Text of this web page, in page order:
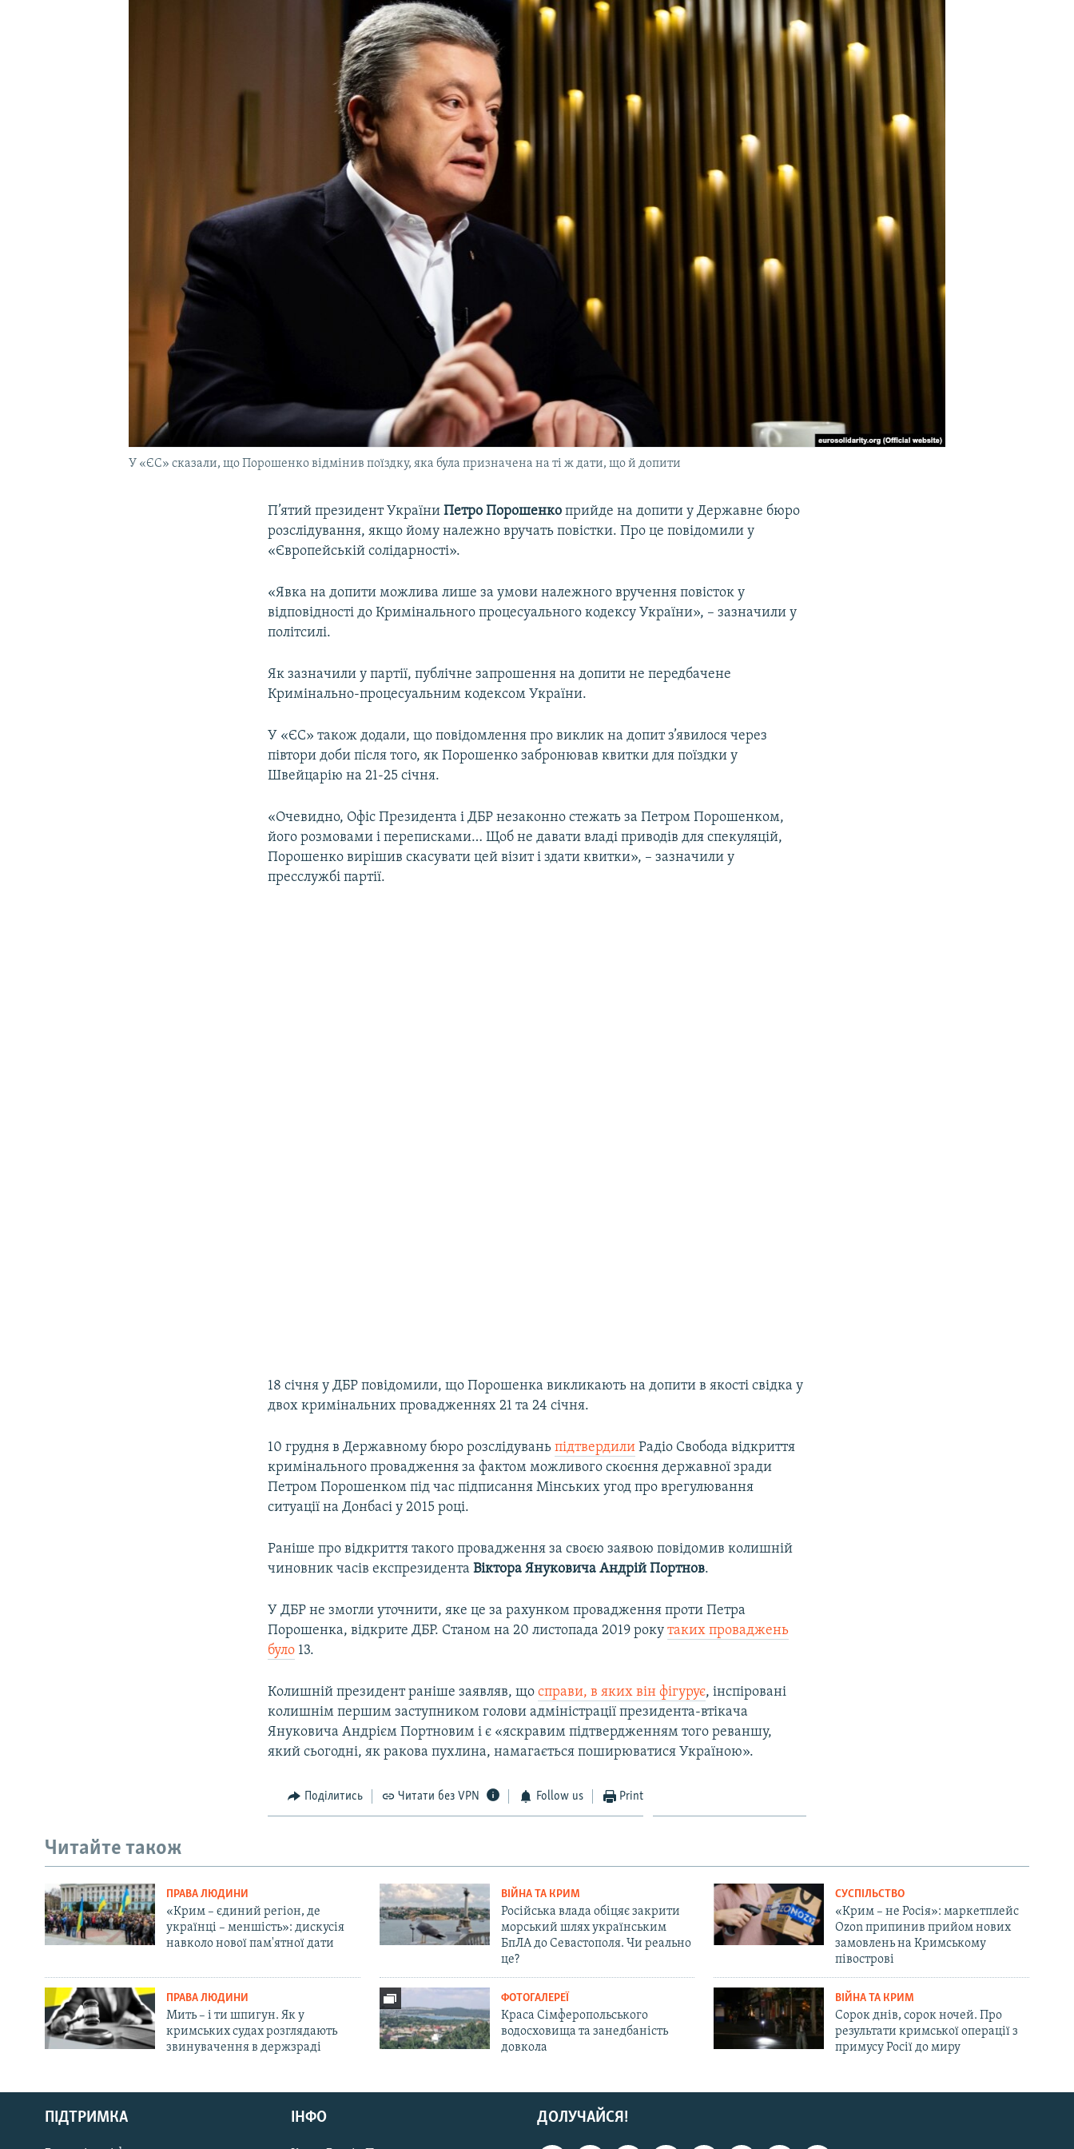
Русский
Qırımtatar
У «ЄС» сказали, що Порошенко відмінив поїздку, яка була призначена на ті ж дати, що й допити
П’ятий президент УкраїниПетро Порошенкоприйде на допити у Державне бюро
розслідування, якщо йому належно вручать повістки. Про це повідомили у
«Європейській солідарності».
«Явка на допити можлива лише за умови належного вручення повісток у
відповідності до Кримінального процесуального кодексу України», – зазначили у
політсилі.
Як зазначили у партії, публічне запрошення на допити не передбачене
Кримінально-процесуальним кодексом України.
У «ЄС» також додали, що повідомлення про виклик на допит з’явилося через
півтори доби після того, як Порошенко забронював квитки для поїздки у
Швейцарію на 21-25 січня.
«Очевидно, Офіс Президента і ДБР незаконно стежать за Петром Порошенком,
його розмовами і переписками… Щоб не давати владі приводів для спекуляцій,
Порошенко вирішив скасувати цей візит і здати квитки», – зазначили у
пресслужбі партії.
18 січня у ДБР повідомили, що Порошенка викликають на допити в якості свідка у
двох кримінальних провадженнях 21 та 24 січня.
10 грудня в Державному бюро розслідуваньпідтвердили Радіо Свобода відкриття
кримінального провадження за фактом можливого скоєння державної зради
Петром Порошенком під час підписання Мінських угод про врегулювання
ситуації на Донбасі у 2015 році.
Раніше про відкриття такого провадження за своєю заявою повідомив колишній
чиновник часів експрезидентаВіктора Януковича Андрій Портнов.
У ДБР не змогли уточнити, яке це за рахунком провадження проти Петра
Порошенка, відкрите ДБР. Станом на 20 листопада 2019 рокутаких проваджень
було 13.
Колишній президент раніше заявляв, щосправи, в яких він фігурує, інспіровані
колишнім першим заступником голови адміністрації президента-втікача
Януковича Андрієм Портновим і є «яскравим підтвердженням того реваншу,
який сьогодні, як ракова пухлина, намагається поширюватися Україною».
Поділитись Читати без VPN Follow us Print
Читайте також
ПРАВА ЛЮДИНИ
«Крим – єдиний регіон, де
українці – меншість»: дискусія
навколо нової пам'ятної дати
ВІЙНА ТА КРИМ
Російська влада обіцяє закрити
морський шлях українським
БпЛА до Севастополя. Чи реально
це?
СУСПІЛЬСТВО
«Крим – не Росія»: маркетплейс
Ozon припинив прийом нових
замовлень на Кримському
півострові
ПРАВА ЛЮДИНИ
Мить – і ти шпигун. Як у
кримських судах розглядають
звинувачення в держзраді
ФОТОГАЛЕРЕЇ
Краса Сімферопольського
водосховища та занедбаність
довкола
ВІЙНА ТА КРИМ
Сорок днів, сорок ночей. Про
результати кримської операції з
примусу Росії до миру
ДОЛУЧАЙСЯ!
ПІДТРИМКА ІНФО